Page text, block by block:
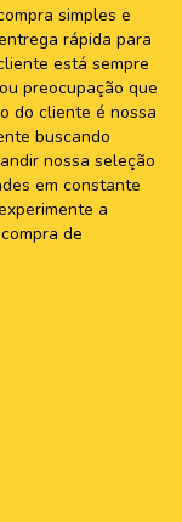
simples e
rápida para
está sempre
preocupação que
do cliente é nossa
buscando
nossa seleção
em constante
a
de